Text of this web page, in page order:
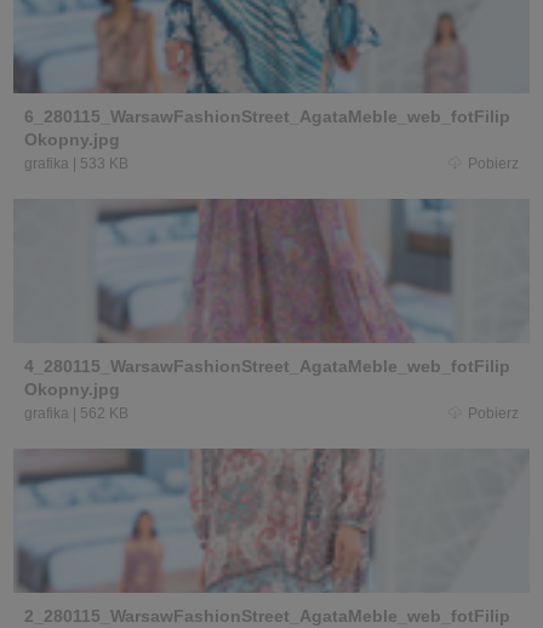
6_280115_WarsawFashionStreet_AgataMeble_web_fotFilip
Okopny.jpg
grafika 533 KB Pobierz
4_280115_WarsawFashionStreet_AgataMeble_web_fotFilip
Okopny.jpg
grafika 562 KB Pobierz
2_280115_WarsawFashionStreet_AgataMeble_web_fotFilip